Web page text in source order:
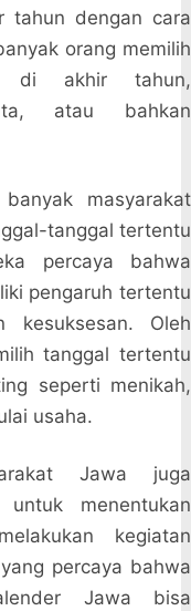
tahun dengan cara
orang memilih
di akhir tahun,
atau bahkan
masyarakat
tanggal tertentu
percaya bahwa
pengaruh tertentu
kesuksesan. Oleh
tanggal tertentu
seperti menikah,
usaha.
Jawa juga
menentukan
kegiatan
percaya bahwa
Jawa bisa